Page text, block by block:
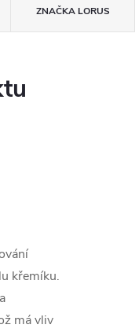
ZNAČKALORUS
křemíku.
má vliv